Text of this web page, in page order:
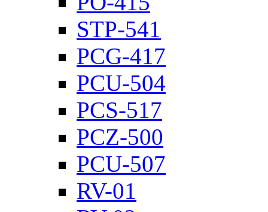
STP-541
PCG-417
PCU-504
PCS-517
PCZ-500
PCU-507
RV-01